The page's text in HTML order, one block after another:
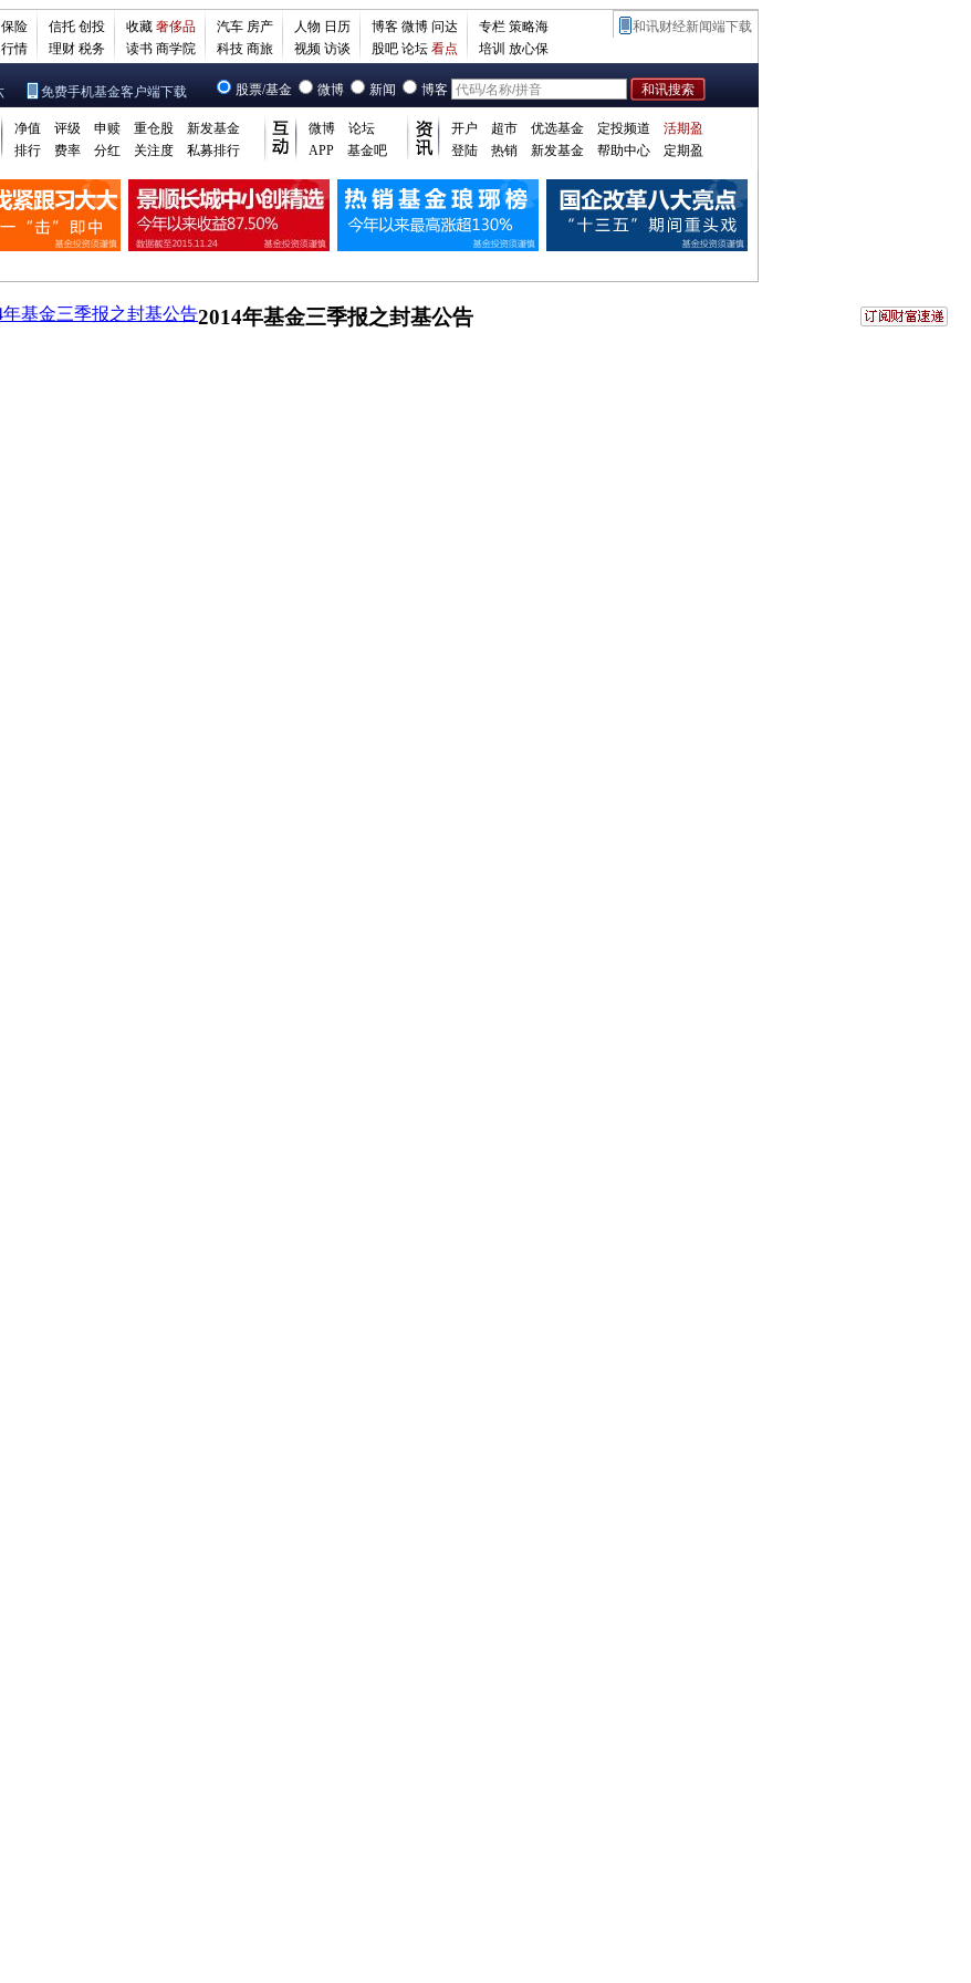
保险
行情
信托 创投
理财 税务
收藏 奢侈品
读书 商学院
汽车 房产
科技 商旅
人物 日历
视频 访谈
博客 微博 问达
股吧 论坛 看点
专栏 策略海
培训 放心保
和讯财经新闻端下载
免费手机基金客户端下载 股票/基金 微博 新闻 博客
净值 评级 申赎 重仓股
新发基金
排行
费率 分红 关注度 私募排行
微博
论坛
APP
基金吧
开户 超市 优选基金 定投频道
活期盈
登陆
热销 新发基金 帮助中心 定期盈
年基金三季报之封基公告2014年基金三季报之封基公告